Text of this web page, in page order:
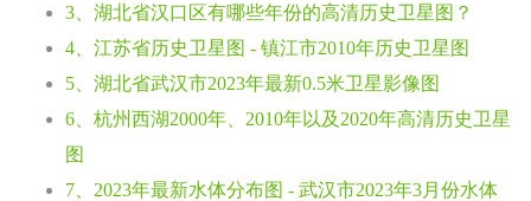
3、湖北省汉口区有哪些年份的高清历史卫星图？
4、江苏省历史卫星图 - 镇江市2010年历史卫星图
5、湖北省武汉市2023年最新0.5米卫星影像图
6、杭州西湖2000年、2010年以及2020年高清历史卫星
图
7、2023年最新水体分布图 - 武汉市2023年3月份水体